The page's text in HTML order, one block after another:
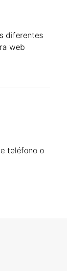
diferentes
web
teléfono o